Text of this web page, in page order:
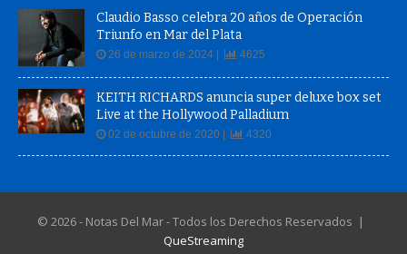
Claudio Basso celebra 20 años de Operación
Triunfo en Mar del Plata
26 de marzo de 2024 | 4625
KEITH RICHARDS anuncia super deluxe box set
Live at the Hollywood Palladium
02 de octubre de 2020 | 4320
© 2026 - Notas Del Mar - Todos los Derechos Reservados |
QueStreaming